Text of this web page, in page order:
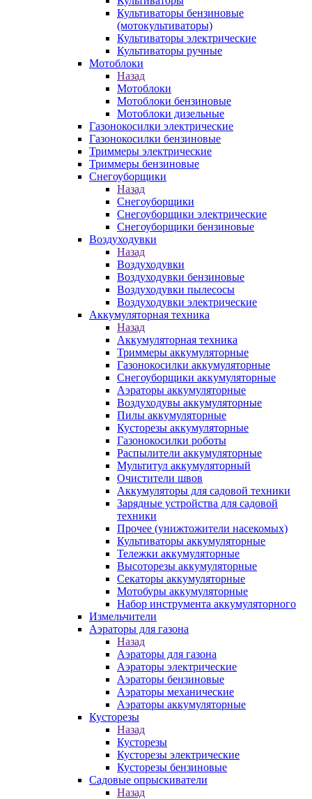
Культиваторы бензиновые
(мотокультиваторы)
Культиваторы электрические
Культиваторы ручные
Мотоблоки
Назад
Мотоблоки
Мотоблоки бензиновые
Мотоблоки дизельные
Газонокосилки электрические
Газонокосилки бензиновые
Триммеры электрические
Триммеры бензиновые
Снегоуборщики
Назад
Снегоуборщики
Снегоуборщики электрические
Снегоуборщики бензиновые
Воздуходувки
Назад
Воздуходувки
Воздуходувки бензиновые
Воздуходувки пылесосы
Воздуходувки электрические
Аккумуляторная техника
Назад
Аккумуляторная техника
Триммеры аккумуляторные
Газонокосилки аккумуляторные
Снегоуборщики аккумуляторные
Аэраторы аккумуляторные
Воздуходувы аккумуляторные
Пилы аккумуляторные
Кусторезы аккумуляторные
Газонокосилки роботы
Распылители аккумуляторные
Мультитул аккумуляторный
Очистители швов
Аккумуляторы для садовой техники
Зарядные устройства для садовой
техники
Прочее (унижтожители насекомых)
Культиваторы аккумуляторные
Тележки аккумуляторные
Высоторезы аккумуляторные
Секаторы аккумуляторные
Мотобуры аккумуляторные
Набор инструмента аккумуляторного
Измельчители
Аэраторы для газона
Назад
Аэраторы для газона
Аэраторы электрические
Аэраторы бензиновые
Аэраторы механические
Аэраторы аккумуляторные
Кусторезы
Назад
Кусторезы
Кусторезы электрические
Кусторезы бензиновые
Садовые опрыскиватели
Назад